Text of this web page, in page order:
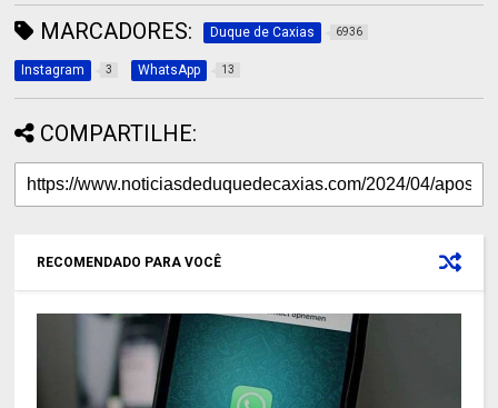
MARCADORES: Duque de Caxias 6936
Instagram 3 WhatsApp 13
COMPARTILHE:
RECOMENDADO PARA VOCÊ